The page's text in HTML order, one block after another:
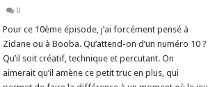
0
Pour ce 10ème épisode, j’ai forcément pensé à
Zidane ou à Booba. Qu’attend-on d’un numéro 10 ?
Qu’il soit créatif, technique et percutant. On
aimerait qu’il amène ce petit truc en plus, qui